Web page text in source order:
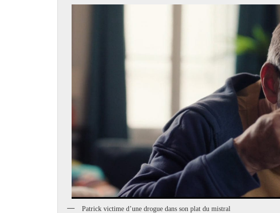
Patrick victime d’une drogue dans son plat du mistral